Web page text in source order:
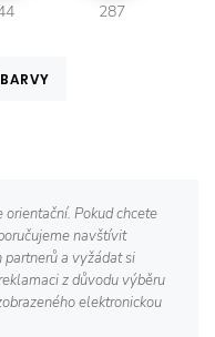
287
Pokud chcete
navštívit
partnerů a vyžádat si
z důvodu výběru
elektronickou